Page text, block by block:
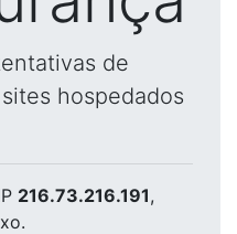
de
hospedados
216.73.216.191,